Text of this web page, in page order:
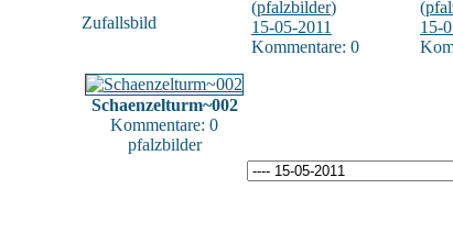
Zufallsbild
Schaenzelturm~002
Kommentare: 0
pfalzbilder
(pfalzbilder)
15-05-2011
Kommentare: 0
(
15-